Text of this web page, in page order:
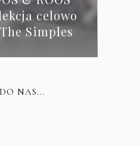
celowo
Simples
NAS...